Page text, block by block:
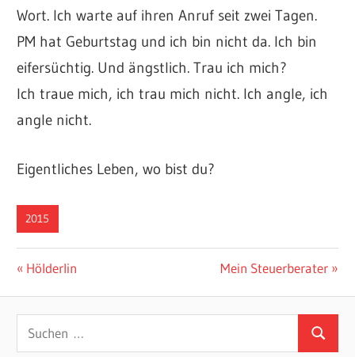
Wort. Ich warte auf ihren Anruf seit zwei Tagen.
PM hat Geburtstag und ich bin nicht da. Ich bin
eifersüchtig. Und ängstlich. Trau ich mich?
Ich traue mich, ich trau mich nicht. Ich angle, ich
angle nicht.
Eigentliches Leben, wo bist du?
2015
Beitragsnavigation
Vorheriger
Hölderlin
Nächster
Mein Steuerberater
Suchen
nach:
Suchen